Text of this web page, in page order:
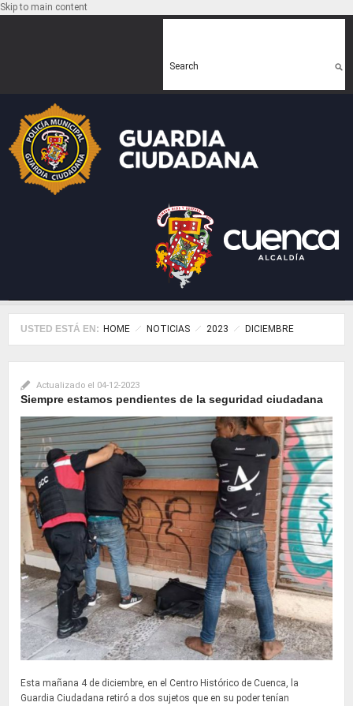
Skip to main content
Search
USTED ESTÁ EN: HOME NOTICIAS 2023 DICIEMBRE
Actualizado el 04-12-2023
Siempre estamos pendientes de la seguridad ciudadana
Esta mañana 4 de diciembre, en el Centro Histórico de Cuenca, la
Guardia Ciudadana retiró a dos sujetos que en su poder tenían